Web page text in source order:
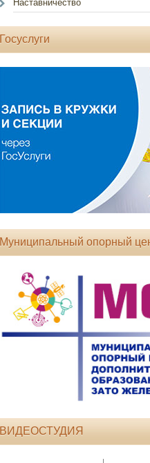
Наставничество
Госуслуги
Муниципальный опорный
ВИДЕОСТУДИЯ